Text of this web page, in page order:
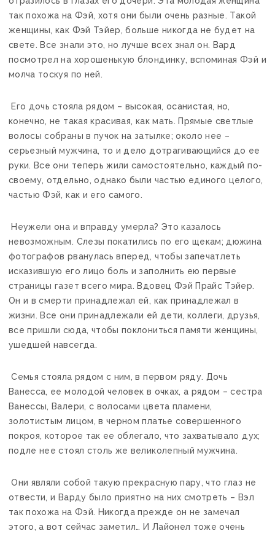
так похожа на Фэй, хотя они были очень разные. Такой
женщины, как Фэй Тэйер, больше никогда не будет на
свете. Все знали это, но лучше всех знал он. Вард
посмотрел на хорошенькую блондинку, вспоминая Фэй и
молча тоскуя по ней.
Его дочь стояла рядом – высокая, осанистая, но,
конечно, не такая красивая, как мать. Прямые светлые
волосы собраны в пучок на затылке; около нее –
серьезный мужчина, то и дело дотрагивающийся до ее
руки. Все они теперь жили самостоятельно, каждый по-
своему, отдельно, однако были частью единого целого,
частью Фэй, как и его самого.
Неужели она и вправду умерла? Это казалось
невозможным. Слезы покатились по его щекам; дюжина
фотографов рванулась вперед, чтобы запечатлеть
исказившую его лицо боль и заполнить ею первые
страницы газет всего мира. Вдовец Фэй Прайс Тэйер.
Он и в смерти принадлежал ей, как принадлежал в
жизни. Все они принадлежали ей дети, коллеги, друзья,
все пришли сюда, чтобы поклониться памяти женщины,
ушедшей навсегда.
Семья стояла рядом с ним, в первом ряду. Дочь
Ванесса, ее молодой человек в очках, а рядом – сестра
Ванессы, Валери, с волосами цвета пламени,
золотистым лицом, в черном платье совершенного
покроя, которое так ее облегало, что захватывало дух;
подле нее стоял столь же великолепный мужчина.
Они являли собой такую прекрасную пару, что глаз не
отвести, и Варду было приятно на них смотреть – Вэл
так похожа на Фэй. Никогда прежде он не замечал
этого, а вот сейчас заметил… И Лайонел тоже очень